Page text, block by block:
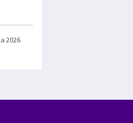
2026